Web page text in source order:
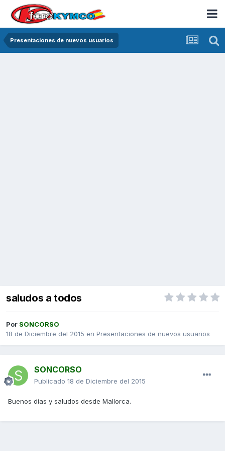
Presentaciones de nuevos usuarios
saludos a todos
Por SONCORSO
18 de Diciembre del 2015 en Presentaciones de nuevos usuarios
SONCORSO
Publicado 18 de Diciembre del 2015
Buenos días y saludos desde Mallorca.